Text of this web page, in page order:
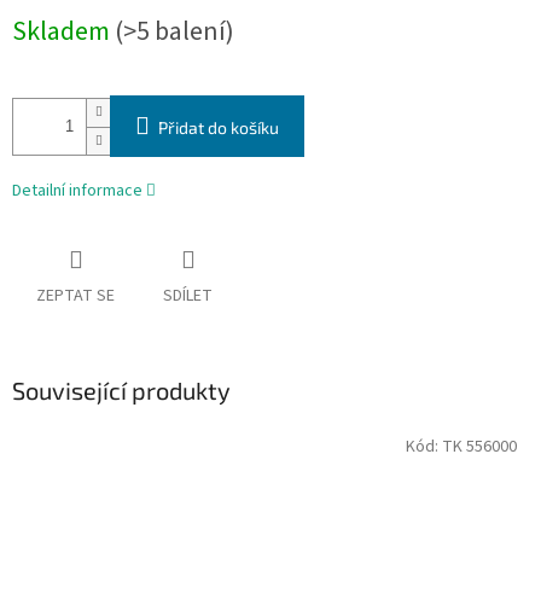
cena:
Skladem (>5 balení)
Přidat do košíku
Detailní informace
ZEPTAT SE SDÍLET
Související produkty
Kód: TK 556000